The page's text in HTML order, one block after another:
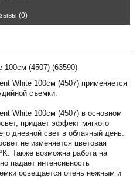
(0)
100см (4507) (63590)
White 100см (4507) применяется
съемки.
White 100см (4507) в основном
придает эффект мягкого
дневной свет в облачный день.
не изменяется цветовая
Также возможна работа на
падает интенсивность
освещается очень нежным и